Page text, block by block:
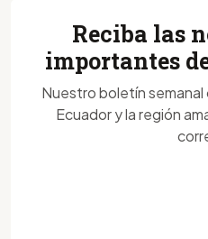
Reciba las
importantes
Nuestro boletín
Ecuador y la región